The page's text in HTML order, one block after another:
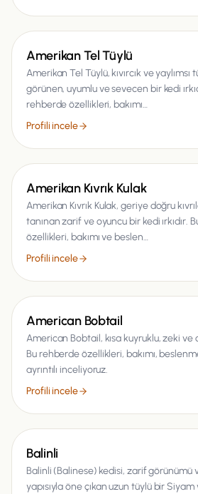
Amerikan Tel Tüylü
Amerikan Tel Tüylü, kıvırcık ve yaylımsı
görünen, uyumlu ve sevecen bir kedi
rehberde özellikleri, bakımı…
Profili incele
Amerikan Kıvrık Kulak
Amerikan Kıvrık Kulak, geriye doğru
tanınan zarif ve oyuncu bir kedi ırkıdır.
özellikleri, bakımı ve beslen…
Profili incele
American Bobtail
American Bobtail, kısa kuyruklu, zeki ve
Bu rehberde özellikleri, bakımı,
ayrıntılı inceliyoruz.
Profili incele
Kedi
Balinli
Balinli (Balinese) kedisi, zarif görünümü
yapısıyla öne çıkan uzun tüylü bir